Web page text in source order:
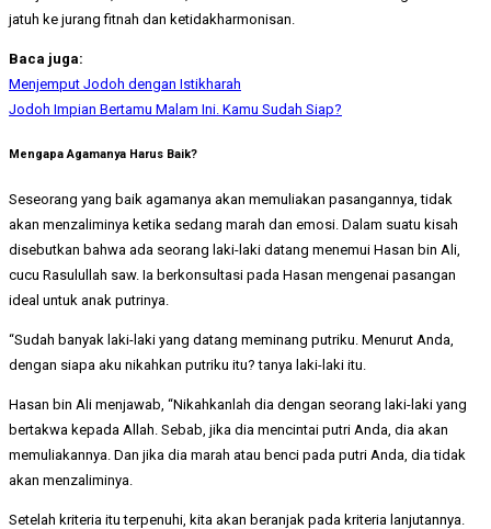
jatuh ke jurang fitnah dan ketidakharmonisan.
Baca juga:
Menjemput Jodoh dengan Istikharah
Jodoh Impian Bertamu Malam Ini. Kamu Sudah Siap?
Mengapa Agamanya Harus Baik?
Seseorang yang baik agamanya akan memuliakan pasangannya, tidak
akan menzaliminya ketika sedang marah dan emosi. Dalam suatu kisah
disebutkan bahwa ada seorang laki-laki datang menemui Hasan bin Ali,
cucu Rasulullah saw. Ia berkonsultasi pada Hasan mengenai pasangan
ideal untuk anak putrinya.
“Sudah banyak laki-laki yang datang meminang putriku. Menurut Anda,
dengan siapa aku nikahkan putriku itu? tanya laki-laki itu.
Hasan bin Ali menjawab, “Nikahkanlah dia dengan seorang laki-laki yang
bertakwa kepada Allah. Sebab, jika dia mencintai putri Anda, dia akan
memuliakannya. Dan jika dia marah atau benci pada putri Anda, dia tidak
akan menzaliminya.
Setelah kriteria itu terpenuhi, kita akan beranjak pada kriteria lanjutannya.